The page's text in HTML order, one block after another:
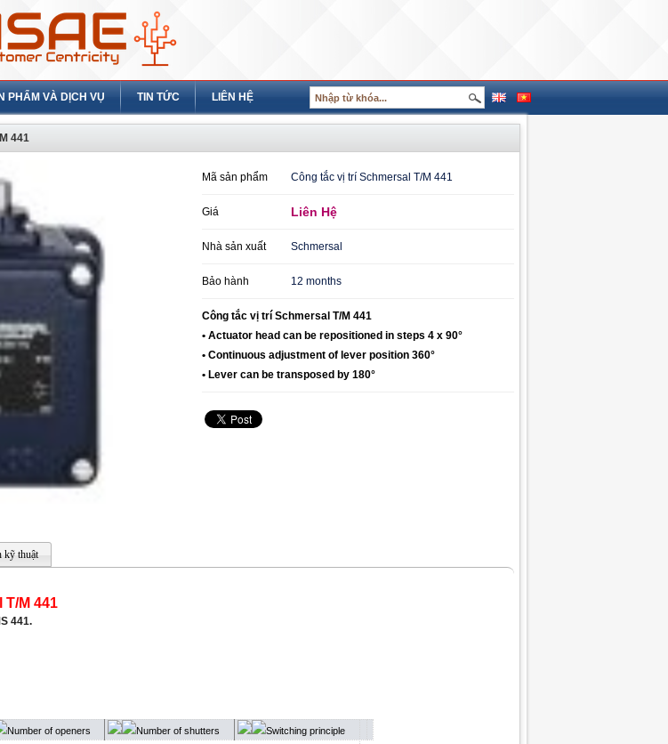
PHẨM VÀ DỊCH VỤ TIN TỨC LIÊN HỆ
441
Mã sản phẩm Công tắc vị trí Schmersal T/M 441
Giá Liên Hệ
Nhà sản xuất Schmersal
Bảo hành 12 months
Công tắc vị trí Schmersal T/M 441
• Actuator head can be repositioned in steps 4 x 90°
• Continuous adjustment of lever position 360°
• Lever can be transposed by 180°
kỹ thuật
M 441
441.
Number of openers Number of shutters Switching principle